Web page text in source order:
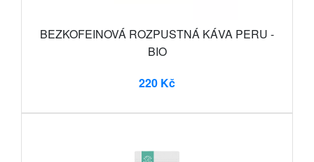
BEZKOFEINOVÁ ROZPUSTNÁ KÁVA PERU -
BIO
220 Kč